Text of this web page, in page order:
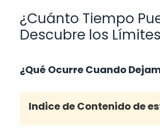
¿Cuánto Tiempo
Descubre los
¿Qué Ocurre Cuando
Indice de Contenido de